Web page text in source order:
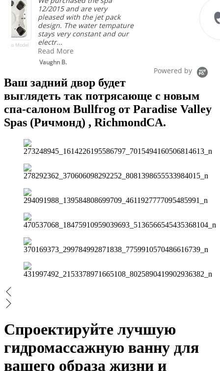
configurable stations, very
energy efficient, easy to
maintain, beautiful. I love my
bullfrog spa!
Powered by
Ваш задний двор будет
выглядеть так потрясающе с новым
спа-салоном Bullfrog от Paradise Valley
Spas (Ричмонд) , RichmondCA.
Спроектируйте лучшую
гидромассажную ванну для
вашего образа жизни и